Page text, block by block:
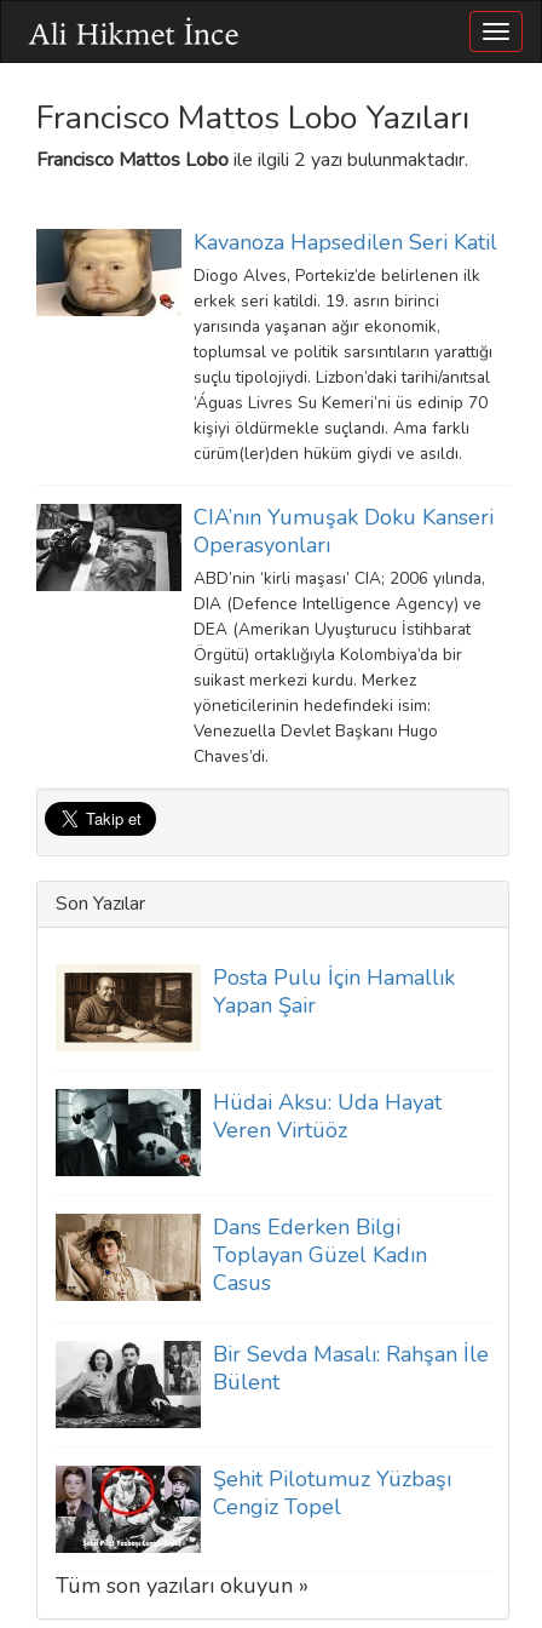
Francisco Mattos Lobo Yazıları
Francisco Mattos Loboile ilgili 2 yazı bulunmaktadır.
Kavanoza Hapsedilen Seri Katil
Diogo Alves, Portekiz’de belirlenen ilk
erkek seri katildi. 19. asrın birinci
yarısında yaşanan ağır ekonomik,
toplumsal ve politik sarsıntıların yarattığı
suçlu tipolojiydi. Lizbon’daki tarihi/anıtsal
‘Águas Livres Su Kemeri’ni üs edinip 70
kişiyi öldürmekle suçlandı. Ama farklı
cürüm(ler)den hüküm giydi ve asıldı.
CIA’nın Yumuşak Doku Kanseri
Operasyonları
ABD’nin ‘kirli maşası’ CIA; 2006 yılında,
DIA (Defence Intelligence Agency) ve
DEA (Amerikan Uyuşturucu İstihbarat
Örgütü) ortaklığıyla Kolombiya’da bir
suikast merkezi kurdu. Merkez
yöneticilerinin hedefindeki isim:
Venezuella Devlet Başkanı Hugo
Chaves’di.
Son Yazılar
Posta Pulu İçin Hamallık
Yapan Şair
Hüdai Aksu: Uda Hayat
Veren Virtüöz
Dans Ederken Bilgi
Toplayan Güzel Kadın
Casus
Bir Sevda Masalı: Rahşan İle
Bülent
Şehit Pilotumuz Yüzbaşı
Cengiz Topel
Tüm son yazıları okuyun »